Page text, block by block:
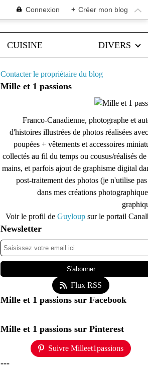
Connexion + Créer mon blog
CUISINE DIVERS
Contacter le propriétaire du blog
Mille et 1 passions
Franco-Canadienne, photographe et
d'histoires illustrées de photos réalisées
poupées + vêtements et accessoires
collectés au fil du temps ou cousus/réalisés de
mains, et parfois ajout de graphisme digital
post-traitement des photos (je n'utilise
dans mes créations
Voir le profil de Guyloup sur le portail
Newsletter
Flux RSS
Mille et 1 passions sur Facebook
Mille et 1 passions sur Pinterest
Suivre Milleet1passions
---